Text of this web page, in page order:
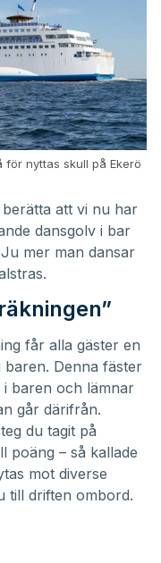
nyttas skull på Ekerö
att vi nu har
dansgolv i bar
mer man dansar
får alla gäster en
Denna fäster
baren och lämnar
går därifrån.
du tagit på
poäng – så kallade
mot diverse
till driften ombord.